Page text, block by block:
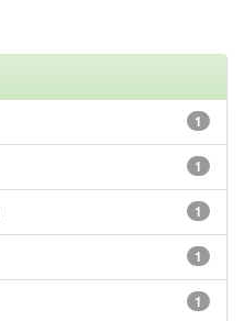
1
1
1
1
1